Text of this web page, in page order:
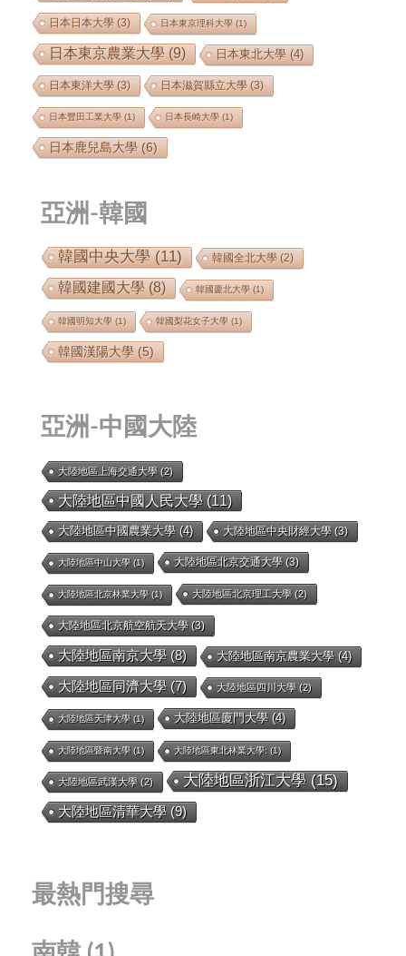
日本日本大學 (3) 日本東京理科大學 (1)
日本東京農業大學 (9) 日本東北大學 (4)
日本東洋大學 (3) 日本滋賀縣立大學 (3)
日本豐田工業大學 (1) 日本長崎大學 (1)
日本鹿兒島大學 (6)
亞洲-韓國
韓國中央大學(11) 韓國全北大學 (2)
韓國建國大學 (8) 韓國慶北大學 (1)
韓國明知大學 (1) 韓國梨花女子大學 (1)
韓國漢陽大學 (5)
亞洲-中國大陸
大陸地區上海交通大學(2)
大陸地區中國人民大學(11)
大陸地區中國農業大學(4) 大陸地區中央財經大學(3)
大陸地區中山大學(1) 大陸地區北京交通大學(3)
大陸地區北京林業大學(1) 大陸地區北京理工大學(2)
大陸地區北京航空航天大學(3)
大陸地區南京大學(8) 大陸地區南京農業大學(4)
大陸地區同濟大學(7) 大陸地區四川大學(2)
大陸地區天津大學(1) 大陸地區廈門大學(4)
大陸地區暨南大學(1) 大陸地區東北林業大學: (1)
大陸地區武漢大學(2) 大陸地區浙江大學 (15)
大陸地區清華大學(9)
最熱門搜尋